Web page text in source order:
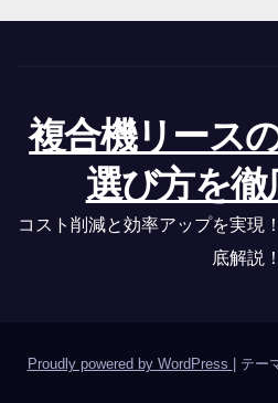
複合機リース
選び方を徹
コスト削減と効率アップを実現
底解説！
Proudly powered by WordPress テー